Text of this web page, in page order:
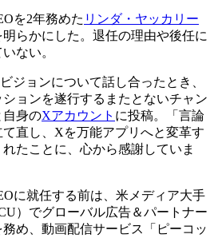
を2年務めた リンダ・ヤッカリー
らかにした。退任の理由や後任に
ない。
ジョンについて話し合ったとき、
ョンを遂行するまたとないチャン
自身のXアカウント に投稿。「言論
直し、Xを万能アプリへと変革す
たことに、心から感謝していま
に就任する前は、米メディア大手
）でグローバル広告＆パートナー
め、動画配信サービス「ピーコッ